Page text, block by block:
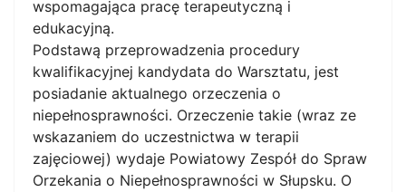
wspomagająca pracę terapeutyczną i
edukacyjną.
Podstawą przeprowadzenia procedury
kwalifikacyjnej kandydata do Warsztatu, jest
posiadanie aktualnego orzeczenia o
niepełnosprawności. Orzeczenie takie (wraz ze
wskazaniem do uczestnictwa w terapii
zajęciowej) wydaje Powiatowy Zespół do Spraw
Orzekania o Niepełnosprawności w Słupsku. O